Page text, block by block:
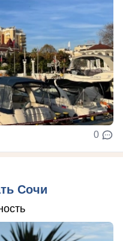
0
Сочи